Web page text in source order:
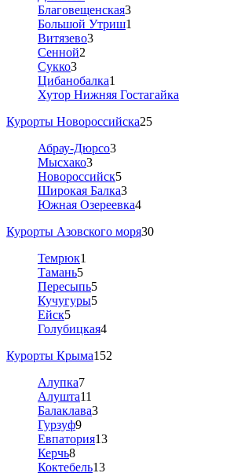
Благовещенская3
Большой Утриш1
Витязево3
Сенной2
Сукко3
Цибанобалка1
Хутор Нижняя Гостагайка
Курорты Новороссийска25
Абрау-Дюрсо3
Мысхако3
Новороссийск5
Широкая Балка3
Южная Озереевка4
Курорты Азовского моря30
Темрюк1
Тамань5
Пересыпь5
Кучугуры5
Ейск5
Голубицкая4
Курорты Крыма152
Алупка7
Алушта11
Балаклава3
Гурзуф9
Евпатория13
Керчь8
Коктебель13